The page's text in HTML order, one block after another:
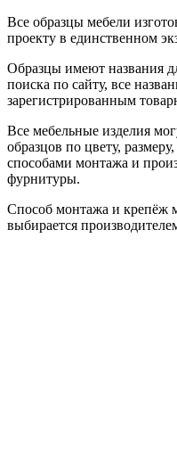
Все образцы мебели
проекту в единственном
Образцы имеют названия
поиска по сайту, все
зарегистрированным
Все мебельные изделия
образцов по цвету,
способами монтажа и
фурнитуры.
Способ монтажа и крепёж
выбирается